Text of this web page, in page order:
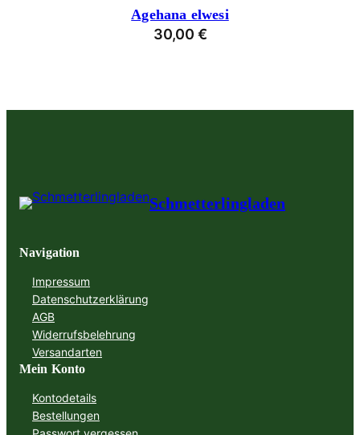
Agehana elwesi
30,00 €
Schmetterlingladen
Navigation
Impressum
Datenschutzerklärung
AGB
Widerrufsbelehrung
Versandarten
Mein Konto
Kontodetails
Bestellungen